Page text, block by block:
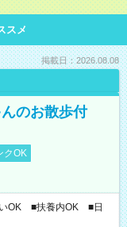
スメ
掲載日：2026.08.08
のお散歩付
クOK
OK ■扶養内OK ■日